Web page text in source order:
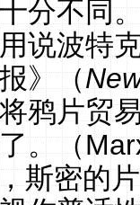
分不同
说波特
》（
将鸦片贸
了。（
斯密的